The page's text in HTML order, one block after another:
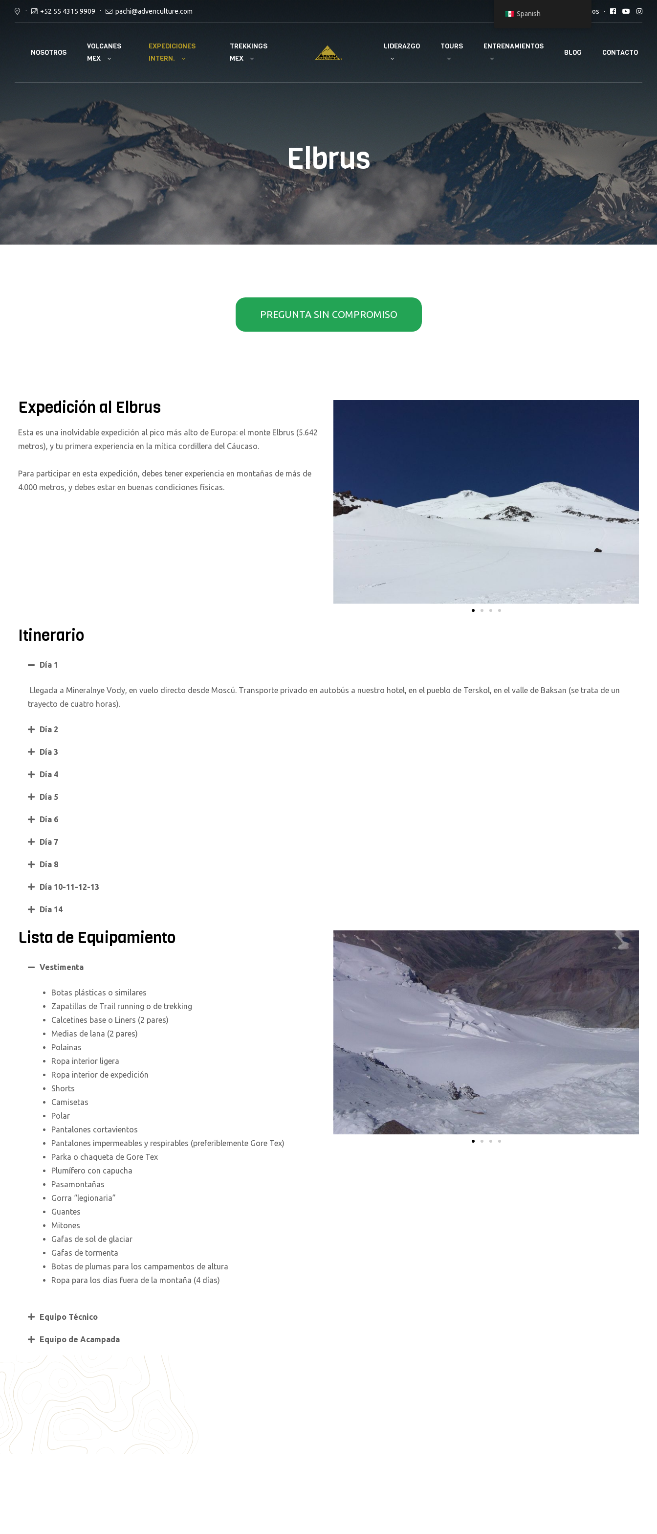
+52 55 4315 9909 pachi@advenculture.com Síguenos
NOSOTROS
VOLCANES
MEX
EXPEDICIONES
INTERN.
TREKKINGS
MEX
LIDERAZGO TOURS ENTRENAMIENTOS
BLOG CONTACTO
Elbrus
PREGUNTA SIN COMPROMISO
Expedición al Elbrus
Esta es una inolvidable expedición al pico más alto de Europa: el monte Elbrus (5.642
metros), y tu primera experiencia en la mítica cordillera del Cáucaso.
Para participar en esta expedición, debes tener experiencia en montañas de más de
4.000 metros, y debes estar en buenas condiciones físicas.
Itinerario
Día 1
Llegada a Mineralnye Vody, en vuelo directo desde Moscú. Transporte privado en autobús a nuestro hotel, en el pueblo de Terskol, en el valle de Baksan (se trata de un
trayecto de cuatro horas).
Día 2
Día 3
Día 4
Día 5
Día 6
Día 7
Día 8
Día 10-11-12-13
Día 14
Lista de Equipamiento
Vestimenta
Botas plásticas o similares
Zapatillas de Trail running o de trekking
Calcetines base o Liners (2 pares)
Medias de lana (2 pares)
Polainas
Ropa interior ligera
Ropa interior de expedición
Shorts
Camisetas
Polar
Pantalones cortavientos
Pantalones impermeables y respirables (preferiblemente Gore Tex)
Parka o chaqueta de Gore Tex
Plumífero con capucha
Pasamontañas
Gorra “legionaria”
Guantes
Mitones
Gafas de sol de glaciar
Gafas de tormenta
Botas de plumas para los campamentos de altura
Ropa para los días fuera de la montaña (4 días)
Equipo Técnico
Equipo de Acampada
Spanish